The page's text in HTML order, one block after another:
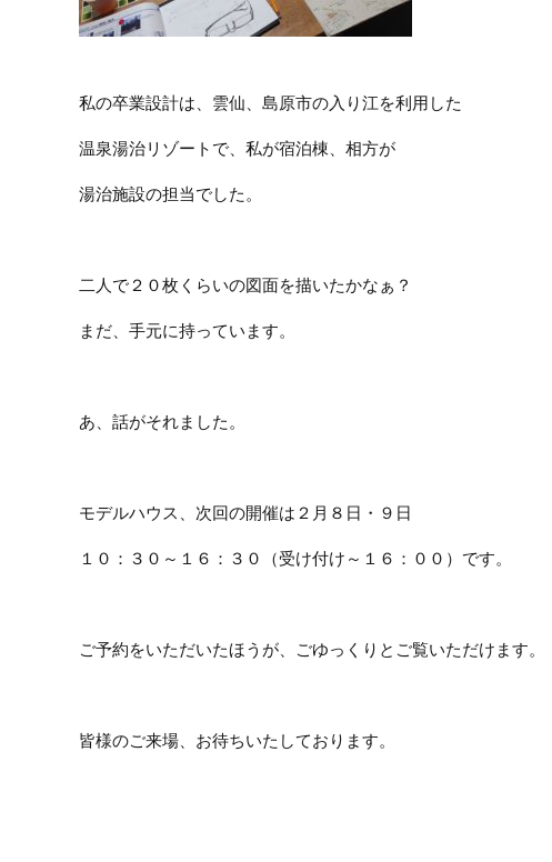
私の卒業設計は、雲仙、島原市の入り江を利用した
温泉湯治リゾートで、私が宿泊棟、相方が
湯治施設の担当でした。
二人で２０枚くらいの図面を描いたかなぁ？
まだ、手元に持っています。
あ、話がそれました。
モデルハウス、次回の開催は２月８日・９日
１０：３０～１６：３０（受け付け～１６：００）です。
ご予約をいただいたほうが、ごゆっくりとご覧いただけます。
皆様のご来場、お待ちいたしております。